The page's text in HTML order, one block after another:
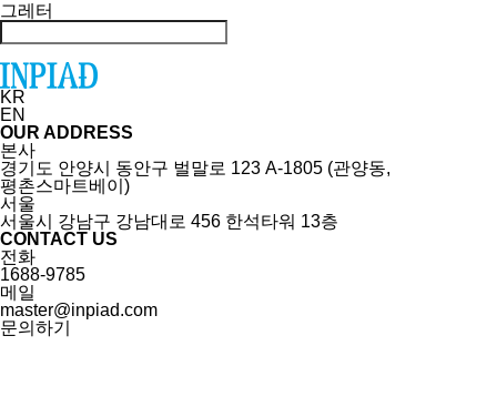
그레터
KR
EN
OUR ADDRESS
본사
경기도 안양시 동안구 벌말로 123 A-1805 (관양동,
평촌스마트베이)
서울
서울시 강남구 강남대로 456 한석타워 13층
CONTACT US
전화
1688-9785
메일
master@inpiad.com
문의하기